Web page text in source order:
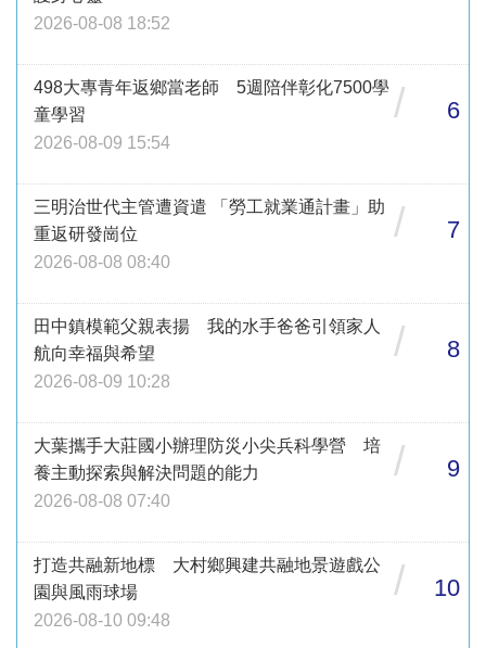
2026-08-08 18:52
498大專青年返鄉當老師 5週陪伴彰化7500學
童學習
2026-08-09 15:54
/ 6
三明治世代主管遭資遣 「勞工就業通計畫」助
重返研發崗位
2026-08-08 08:40
/ 7
田中鎮模範父親表揚 我的水手爸爸引領家人
航向幸福與希望
2026-08-09 10:28
/ 8
大葉攜手大莊國小辦理防災小尖兵科學營 培
養主動探索與解決問題的能力
2026-08-08 07:40
/ 9
打造共融新地標 大村鄉興建共融地景遊戲公
園與風雨球場
2026-08-10 09:48
/ 10